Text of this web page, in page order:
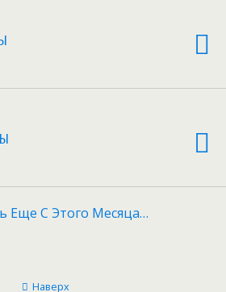
Еще С Этого Месяца…
Наверх